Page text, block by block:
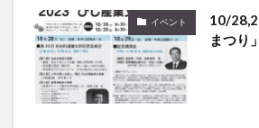
イベント
10/
まつり